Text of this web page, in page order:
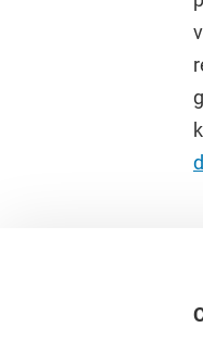
Direct
Cultuur op de